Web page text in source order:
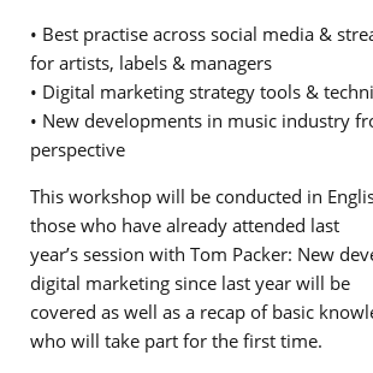
• Best practise across social media &
for artists, labels & managers
• Digital marketing strategy tools &
• New developments in music industry
perspective
This workshop will be conducted in
those who have already attended last
year’s session with Tom Packer: New
digital marketing since last year will be
covered as well as a recap of basic
who will take part for the first time.